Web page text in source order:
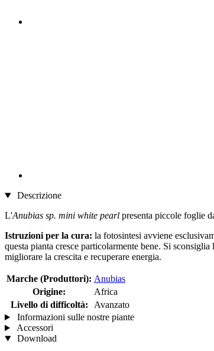
Descrizione
L'Anubias sp. mini white pearl presenta piccole foglie
Istruzioni per la cura: la fotosintesi avviene
questa pianta cresce particolarmente bene. Si
migliorare la crescita e recuperare energia.
Marche (Produttori): Anubias
Origine:
Africa
Livello di difficoltà:
Avanzato
Informazioni sulle nostre piante
Accessori
Download